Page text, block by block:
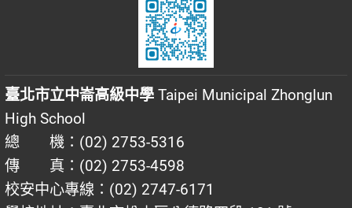
臺北市立中崙高級中學 Taipei Municipal Zhonglun
High School
總 機：(02) 2753-5316
傳 真：(02) 2753-4598
校安中心專線：(02) 2747-6171